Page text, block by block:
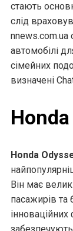
стають
слід
nnews.com.ua
автомобілі
сімейних
визначені
Honda
Він має
пасажирів та
інноваційних